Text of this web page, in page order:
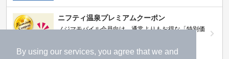
By using our services, you agree that we and
ニフティ温泉プレミアムクーポン
ノジマモバイル会員向け 通常よりもお得な「特別価